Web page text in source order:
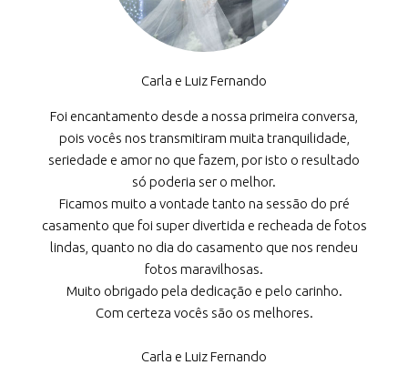
Carla e Luiz Fernando
Foi encantamento desde a nossa primeira conversa,
pois vocês nos transmitiram muita tranquilidade,
seriedade e amor no que fazem, por isto o resultado
só poderia ser o melhor.
Ficamos muito a vontade tanto na sessão do pré
casamento que foi super divertida e recheada de fotos
lindas, quanto no dia do casamento que nos rendeu
fotos maravilhosas.
Muito obrigado pela dedicação e pelo carinho.
Com certeza vocês são os melhores.
Carla e Luiz Fernando